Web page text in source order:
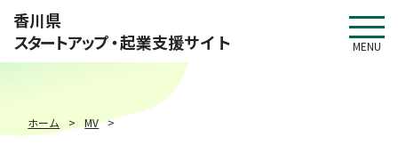
香川県
スタートアップ・起業支援サイト MENU
ホーム MV